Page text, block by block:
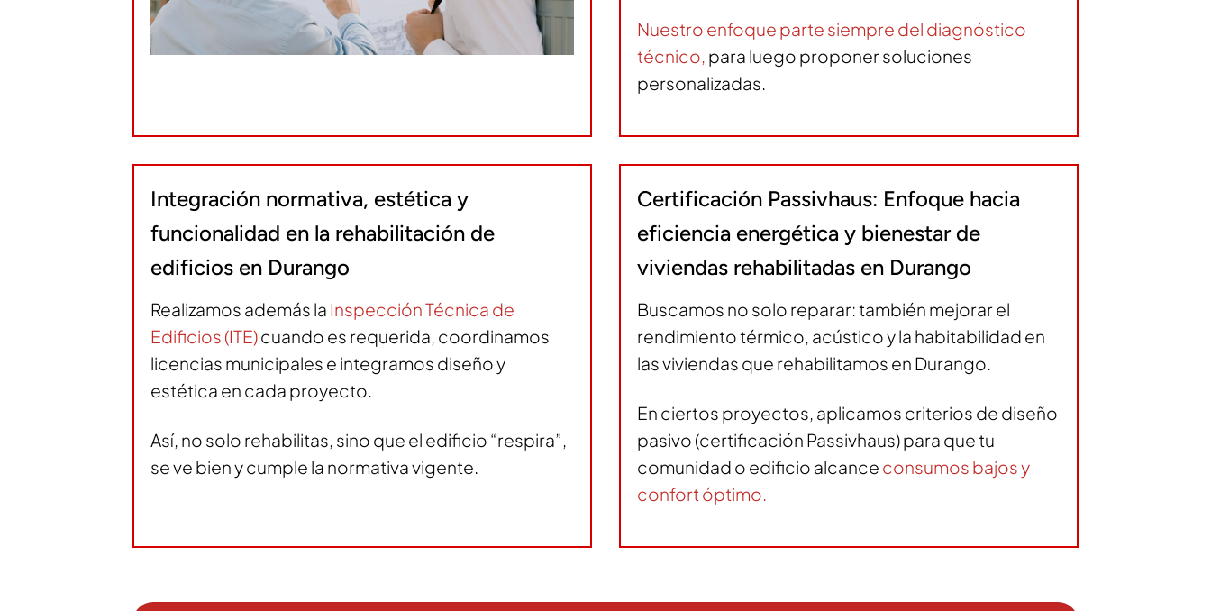
Nuestro enfoque parte siempre del diagnóstico
técnico, para luego proponer soluciones
personalizadas.
Integración normativa, estética y
funcionalidad en la rehabilitación de
edificios en Durango
Realizamos además la Inspección Técnica de
Edificios (ITE)cuando es requerida, coordinamos
licencias municipales e integramos diseño y
estética en cada proyecto.
Así, no solo rehabilitas, sino que el edificio “respira”,
se ve bien y cumple la normativa vigente.
Certificación Passivhaus: Enfoque hacia
eficiencia energética y bienestar de
viviendas rehabilitadas en Durango
Buscamos no solo reparar: también mejorar el
rendimiento térmico, acústico y la habitabilidad en
las viviendas que rehabilitamos en Durango.
En ciertos proyectos, aplicamos criterios de diseño
pasivo (certificación Passivhaus) para que tu
comunidad o edificio alcance consumos bajos y
confort óptimo.